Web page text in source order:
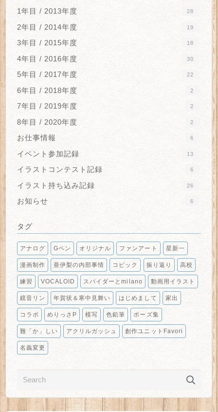
1年目 / 2013年度 28
2年目 / 2014年度 19
3年目 / 2015年度 18
4年目 / 2016年度 30
5年目 / 2017年度 22
6年目 / 2018年度 2
7年目 / 2019年度 2
8年目 / 2020年度 2
お仕事情報 6
イベント参加記録 13
イラストコンテスト記録 6
イラスト持ち込み記録 26
お知らせ 6
タグ
アナログ Gペン オリジナル ファンアート 星新一
漫画制作 亜伊梨の内部事情 コピック 振り返り 高校
練習 VOCALOID スパイダーとmilano 動画用イラスト
鏡音リン 年賀状＆寒中見舞い はじめまして 家出
コラボ めりっさP 模写 色鉛筆 ポーズ集
難「か」しい アクリルガッシュ 創作ユニットFavori
名義変更